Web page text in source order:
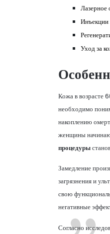
Лазерное
Инъекции
Уход за
Кожа в возрасте
необходимо
накоплению
женщины
процедуры
Замедление
загрязнения и
свою
негативные
Согласно